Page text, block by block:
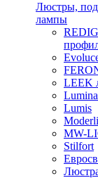
Люстры,
лампы
LEEK
Lumis
Moderli
MW-
Stilfort